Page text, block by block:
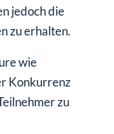
jedoch die
zu erhalten.
wie
Konkurrenz
zu